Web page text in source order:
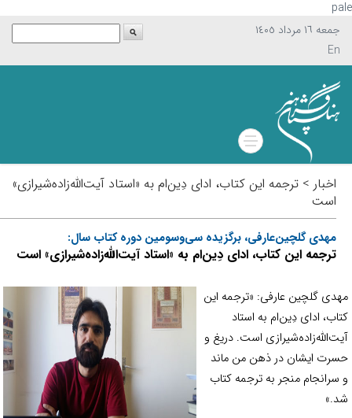
جمعه ١٦ مرداد ١٤٠٥
اخبار > ترجمه این کتاب، ادای دِین‌ام به «استاد آیت‌الله‌زاده‌شیرازی»
است
مهدی گلچین‌عارفی، برگزیده سی‌و‌سومین دوره کتاب سال:
ترجمه این کتاب، ادای دِین‌ام به «استاد آیت‌الله‌زاده‌شیرازی» است
گلچین عارفی: «ترجمه اين
ادای دِین‌ام به استاد
است. دريغ و
ايشان در ذهن من ماند
منجر به ترجمه كتاب